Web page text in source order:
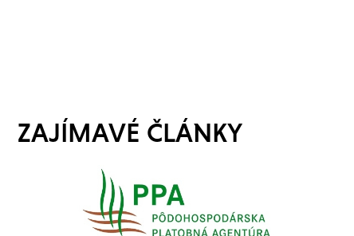
ZAJÍMAVÉ ČLÁNKY